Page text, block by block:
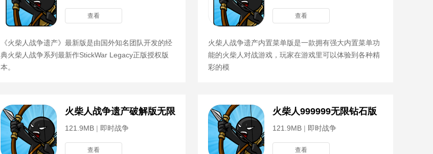
查看
《火柴人战争遗产》最新版是由国外知名团队开发的经
典火柴人战争系列最新作StickWar Legacy正版授权版
本。
查看
火柴人战争遗产内置菜单版是一款拥有强大内置菜单功
能的火柴人对战游戏，玩家在游戏里可以体验到各种精
彩的模
火柴人战争遗产破解版无限钻石
121.9MB | 即时战争
查看
火柴人999999无限钻石版
121.9MB | 即时战争
查看